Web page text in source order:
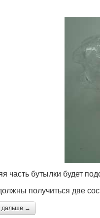
часть бутылки будет
получиться две
дальше →